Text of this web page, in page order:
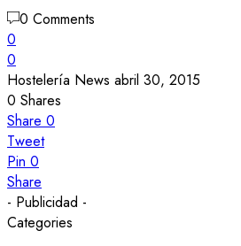
0 Comments
0
0
Hostelería News abril 30, 2015
0 Shares
Share 0
Tweet
Pin 0
Share
- Publicidad -
Categories